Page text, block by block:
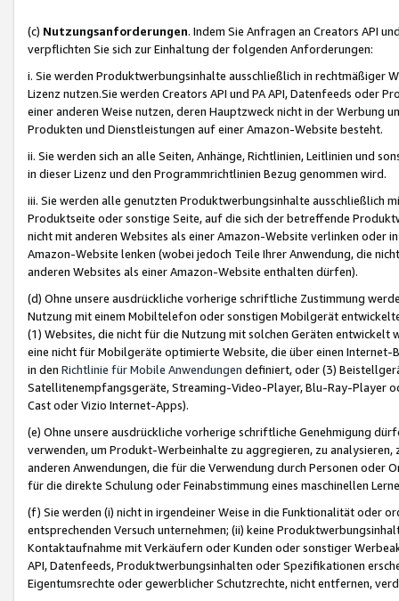
(c) Nutzungsanforderungen. Indem Sie Anfragen an Creators API
verpflichten Sie sich zur Einhaltung der folgenden Anforderungen:
i. Sie werden Produktwerbungsinhalte ausschließlich in rechtmäßiger
Lizenz nutzen.Sie werden Creators API und PA API, Datenfeeds oder
einer anderen Weise nutzen, deren Hauptzweck nicht in der Werbung
Produkten und Dienstleistungen auf einer Amazon-Website besteht.
ii. Sie werden sich an alle Seiten, Anhänge, Richtlinien, Leitlinien und
in dieser Lizenz und den Programmrichtlinien Bezug genommen wird.
iii. Sie werden alle genutzten Produktwerbungsinhalte ausschließlich
Produktseite oder sonstige Seite, auf die sich der betreffende
nicht mit anderen Websites als einer Amazon-Website verlinken oder
Amazon-Website lenken (wobei jedoch Teile Ihrer Anwendung, die
anderen Websites als einer Amazon-Website enthalten dürfen).
(d) Ohne unsere ausdrückliche vorherige schriftliche Zustimmung
Nutzung mit einem Mobiltelefon oder sonstigen Mobilgerät
(1) Websites, die nicht für die Nutzung mit solchen Geräten
eine nicht für Mobilgeräte optimierte Website, die über einen
in den Richtlinie für Mobile Anwendungen definiert, oder (3)
Satellitenempfangsgeräte, Streaming-Video-Player, Blu-Ray-Player
Cast oder Vizio Internet-Apps).
(e) Ohne unsere ausdrückliche vorherige schriftliche Genehmigung
verwenden, um Produkt-Werbeinhalte zu aggregieren, zu
anderen Anwendungen, die für die Verwendung durch Personen
für die direkte Schulung oder Feinabstimmung eines maschinellen
(f) Sie werden (i) nicht in irgendeiner Weise in die Funktionalität oder
entsprechenden Versuch unternehmen; (ii) keine
Kontaktaufnahme mit Verkäufern oder Kunden oder sonstiger
API, Datenfeeds, Produktwerbungsinhalten oder Spezifikationen
Eigentumsrechte oder gewerblicher Schutzrechte, nicht entfernen,